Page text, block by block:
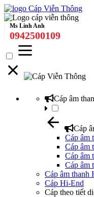
Ms Linh Anh
0942500109
Cáp âm
Cáp
Cáp âm
Cáp âm
Cáp âm
Cáp âm
Cáp âm thanh
Cáp Hi-End
Cáp theo tiết